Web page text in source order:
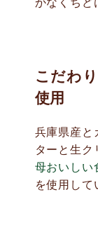
こだわ
使用
兵庫県産と
ターと生
母おいしい
を使用して